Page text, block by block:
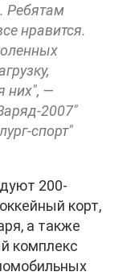
Ребятам
нравится.
них", —
2007"
спорт"
200-
корт,
а также
комплекс